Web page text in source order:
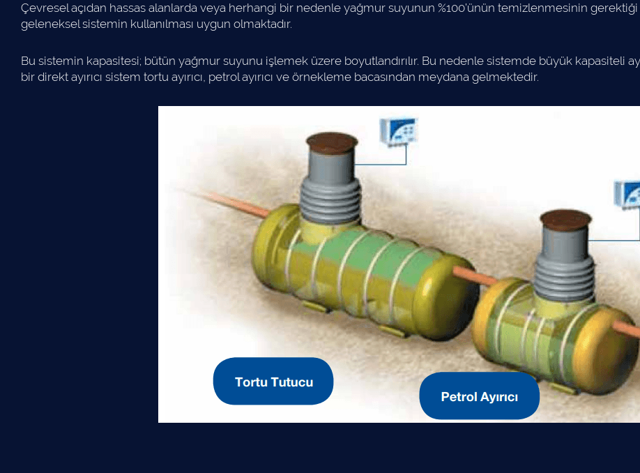
Çevresel açıdan hassas alanlarda veya herhangi bir nedenle yağmur suyunun %100’ünün temizlenmesinin gerektiği
geleneksel sistemin kullanılması uygun olmaktadır.
Bu sistemin kapasitesi; bütün yağmur suyunu işlemek üzere boyutlandırılır. Bu nedenle sistemde büyük kapasiteli
bir direkt ayırıcı sistem tortu ayırıcı, petrol ayırıcı ve örnekleme bacasından meydana gelmektedir.